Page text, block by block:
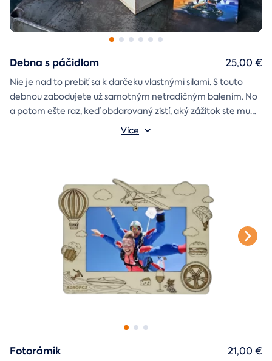
Debna s páčidlom
Nie je nad to prebiť sa k darčeku vlastnými silami. S touto
debnou zabodujete už samotným netradičným balením. No
a potom ešte raz, keď obdarovaný zistí, aký zážitok ste mu
darčekovú skladačku
Vonkajšie rozmery: 20 × 20 × 20 cm
Více
25,00 €
Fotorámik 21,00 €